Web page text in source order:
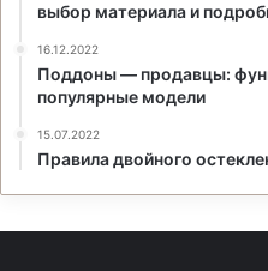
выбор материала и
16.12.2022
Поддоны — продавцы:
популярные модели
15.07.2022
Правила двойного